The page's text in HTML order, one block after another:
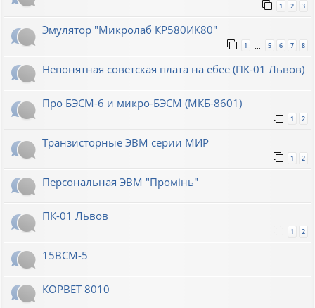
1 2 3
Эмулятор "Микролаб КР580ИК80"
1 … 5 6 7 8
Непонятная советская плата на ебее (ПК-01 Львов)
Про БЭСМ-6 и микро-БЭСМ (МКБ-8601)
1 2
Транзисторные ЭВМ серии МИР
1 2
Персональная ЭВМ "Промiнь"
ПК-01 Львов
1 2
15ВСМ-5
КОРВЕТ 8010